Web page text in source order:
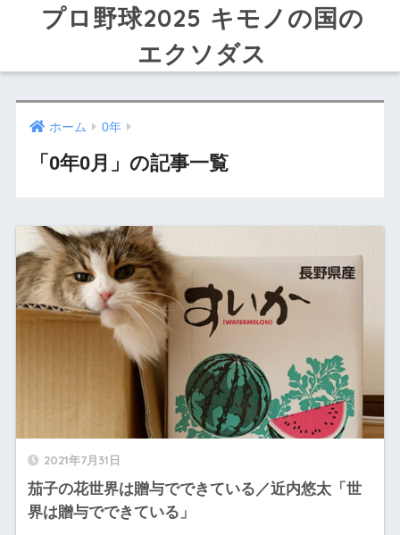
プロ野球2025 キモノの国の
エクソダス
ホーム 0年
「0年0月」の記事一覧
2021年7月31日
茄子の花世界は贈与でできている／近内悠太「世
界は贈与でできている」